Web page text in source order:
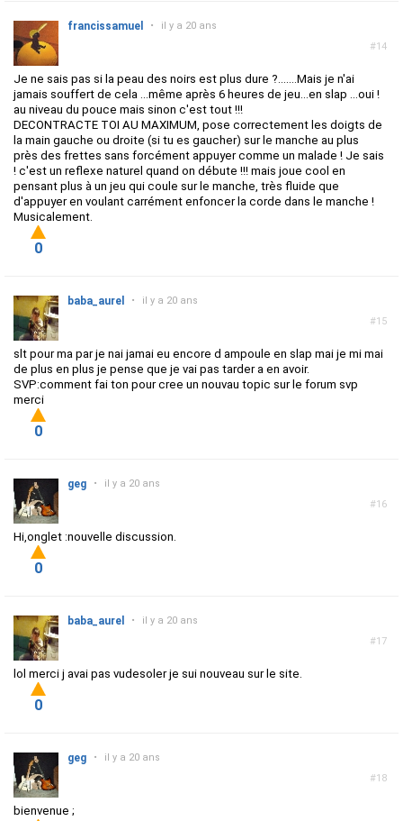
#14
francissamuel • il y a 20 ans
Je ne sais pas si la peau des noirs est plus dure ?.......Mais je n'ai
jamais souffert de cela ...même après 6 heures de jeu...en slap ...oui !
au niveau du pouce mais sinon c'est tout !!!
DECONTRACTE TOI AU MAXIMUM, pose correctement les doigts de
la main gauche ou droite (si tu es gaucher) sur le manche au plus
près des frettes sans forcément appuyer comme un malade ! Je sais
! c'est un reflexe naturel quand on débute !!! mais joue cool en
pensant plus à un jeu qui coule sur le manche, très fluide que
d'appuyer en voulant carrément enfoncer la corde dans le manche !
Musicalement.
0
#15
baba_aurel • il y a 20 ans
slt pour ma par je nai jamai eu encore d ampoule en slap mai je mi mai
de plus en plus je pense que je vai pas tarder a en avoir.
SVP:comment fai ton pour cree un nouvau topic sur le forum svp
merci
0
#16
geg • il y a 20 ans
Hi,onglet :nouvelle discussion.
0
#17
baba_aurel • il y a 20 ans
lol merci j avai pas vudesoler je sui nouveau sur le site.
0
#18
geg • il y a 20 ans
bienvenue ;